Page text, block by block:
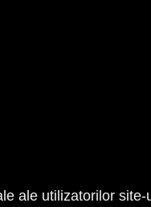
ale utilizatorilor